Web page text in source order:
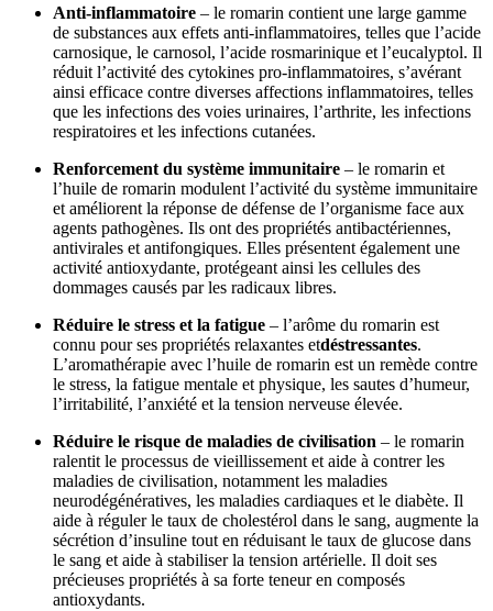
Anti-inflammatoire – le romarin contient une large gamme
de substances aux effets anti-inflammatoires, telles que l’acide
carnosique, le carnosol, l’acide rosmarinique et l’eucalyptol. Il
réduit l’activité des cytokines pro-inflammatoires, s’avérant
ainsi efficace contre diverses affections inflammatoires, telles
que les infections des voies urinaires, l’arthrite, les infections
respiratoires et les infections cutanées.
Renforcement du système immunitaire – le romarin et
l’huile de romarin modulent l’activité du système immunitaire
et améliorent la réponse de défense de l’organisme face aux
agents pathogènes. Ils ont des propriétés antibactériennes,
antivirales et antifongiques. Elles présentent également une
activité antioxydante, protégeant ainsi les cellules des
dommages causés par les radicaux libres.
Réduire le stress et la fatigue – l’arôme du romarin est
connu pour ses propriétés relaxantes etdéstressantes.
L’aromathérapie avec l’huile de romarin est un remède contre
le stress, la fatigue mentale et physique, les sautes d’humeur,
l’irritabilité, l’anxiété et la tension nerveuse élevée.
Réduire le risque de maladies de civilisation – le romarin
ralentit le processus de vieillissement et aide à contrer les
maladies de civilisation, notamment les maladies
neurodégénératives, les maladies cardiaques et le diabète. Il
aide à réguler le taux de cholestérol dans le sang, augmente la
sécrétion d’insuline tout en réduisant le taux de glucose dans
le sang et aide à stabiliser la tension artérielle. Il doit ses
précieuses propriétés à sa forte teneur en composés
antioxydants.